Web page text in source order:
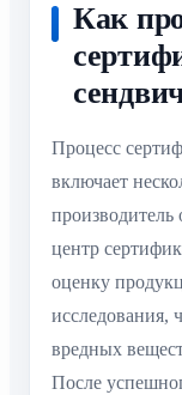
Как
Процесс
включает
производитель
центр
оценку
исследования,
вредных
После